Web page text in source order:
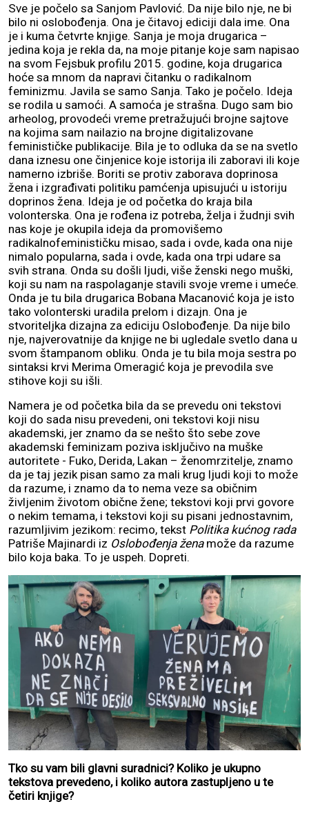
Sve je počelo sa Sanjom Pavlović. Da nije bilo nje, ne bi
bilo ni oslobođenja. Ona je čitavoj ediciji dala ime. Ona
je i kuma četvrte knjige. Sanja je moja drugarica –
jedina koja je rekla da, na moje pitanje koje sam napisao
na svom Fejsbuk profilu 2015. godine, koja drugarica
hoće sa mnom da napravi čitanku o radikalnom
feminizmu. Javila se samo Sanja. Tako je počelo. Ideja
se rodila u samoći. A samoća je strašna. Dugo sam bio
arheolog, provodeći vreme pretražujući brojne sajtove
na kojima sam nailazio na brojne digitalizovane
feminističke publikacije. Bila je to odluka da se na svetlo
dana iznesu one činjenice koje istorija ili zaboravi ili koje
namerno izbriše. Boriti se protiv zaborava doprinosa
žena i izgrađivati politiku pamćenja upisujući u istoriju
doprinos žena. Ideja je od početka do kraja bila
volonterska. Ona je rođena iz potreba, želja i žudnji svih
nas koje je okupila ideja da promovišemo
radikalnofeminističku misao, sada i ovde, kada ona nije
nimalo popularna, sada i ovde, kada ona trpi udare sa
svih strana. Onda su došli ljudi, više ženski nego muški,
koji su nam na raspolaganje stavili svoje vreme i umeće.
Onda je tu bila drugarica Bobana Macanović koja je isto
tako volonterski uradila prelom i dizajn. Ona je
stvoriteljka dizajna za ediciju Oslobođenje. Da nije bilo
nje, najverovatnije da knjige ne bi ugledale svetlo dana u
svom štampanom obliku. Onda je tu bila moja sestra po
sintaksi krvi Merima Omeragić koja je prevodila sve
stihove koji su išli.
Namera je od početka bila da se prevedu oni tekstovi
koji do sada nisu prevedeni, oni tekstovi koji nisu
akademski, jer znamo da se nešto što sebe zove
akademski feminizam poziva isključivo na muške
autoritete - Fuko, Derida, Lakan – ženomrzitelje, znamo
da je taj jezik pisan samo za mali krug ljudi koji to može
da razume, i znamo da to nema veze sa običnim
življenim životom obične žene; tekstovi koji prvi govore
o nekim temama, i tekstovi koji su pisani jednostavnim,
razumljivim jezikom: recimo, tekst Politika kućnog rada
Patriše Majinardi iz Oslobođenja ženamože da razume
bilo koja baka. To je uspeh. Dopreti.
Tko su vam bili glavni suradnici? Koliko je ukupno
tekstova prevedeno, i koliko autora zastupljeno u te
četiri knjige?